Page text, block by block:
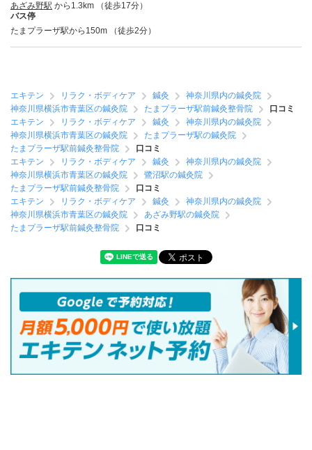
あざみ野駅 から1.3km （徒歩17分）
バス停
たまプラーザ駅から150m （徒歩2分）
エキテン リラク・ボディケア 鍼灸
神奈川県内の鍼灸院
神奈川県横浜市青葉区の鍼灸院
たまプラーザ駅前鍼灸整骨院
口コミ
エキテン
リラク・ボディケア 鍼灸
神奈川県内の鍼灸院
神奈川県横浜市青葉区の鍼灸院
たまプラーザ駅の鍼灸院
たまプラーザ駅前鍼灸整骨院
口コミ
エキテン
リラク・ボディケア 鍼灸
神奈川県内の鍼灸院
神奈川県横浜市青葉区の鍼灸院
鷺沼駅の鍼灸院
たまプラーザ駅前鍼灸整骨院
口コミ
エキテン
リラク・ボディケア 鍼灸
神奈川県内の鍼灸院
神奈川県横浜市青葉区の鍼灸院
あざみ野駅の鍼灸院
たまプラーザ駅前鍼灸整骨院
口コミ